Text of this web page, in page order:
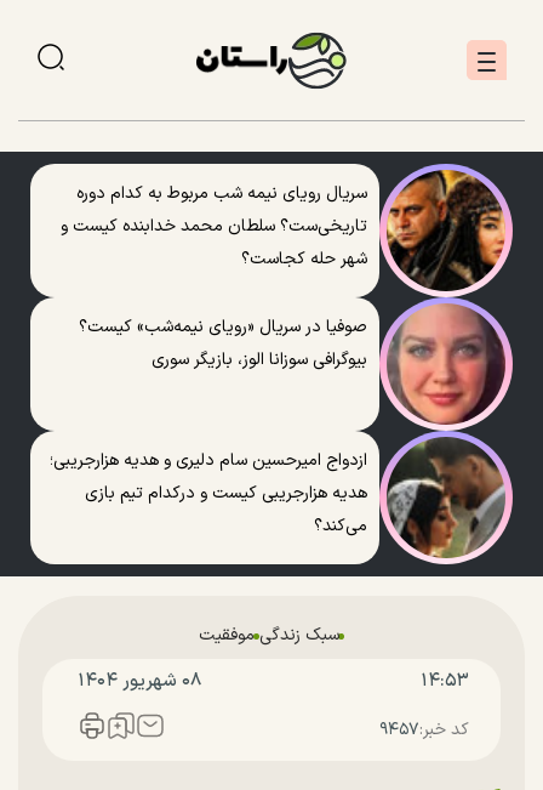
سریال رویای نیمه شب مربوط به کدام دوره
تاریخی‌ست؟ سلطان محمد خدابنده کیست و
شهر حله کجاست؟
صوفیا در سریال «رویای نیمه‌شب» کیست؟
بیوگرافی سوزانا الوز، بازیگر سوری
ازدواج امیرحسین سام دلیری و هدیه هزارجریبی؛
هدیه هزارجریبی کیست و درکدام تیم بازی
می‌کند؟
سبک زندگی موفقیت
۱۴:۵۳ ۰۸ شهريور ۱۴۰۴
کد خبر:۹۴۵۷